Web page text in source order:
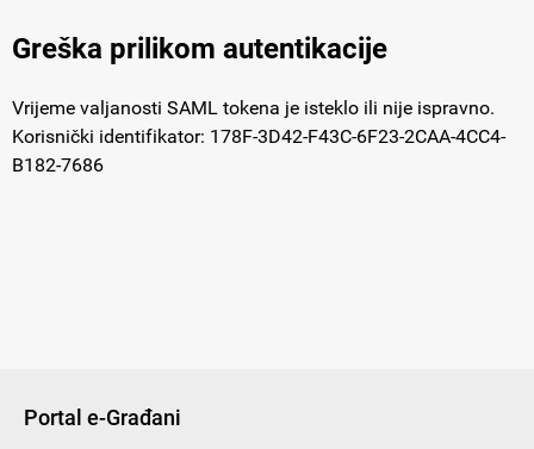
Greška prilikom autentikacije
Vrijeme valjanosti SAML tokena je isteklo ili nije ispravno.
Korisnički identifikator: 178F-3D42-F43C-6F23-2CAA-4CC4-
B182-7686
Portal e-Građani